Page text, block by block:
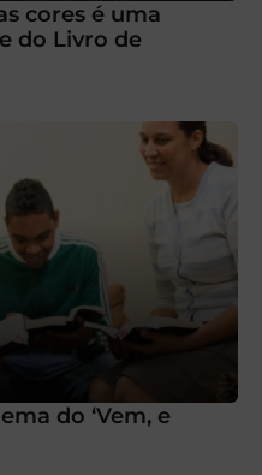
cores é uma
do Livro de
do ‘Vem, e